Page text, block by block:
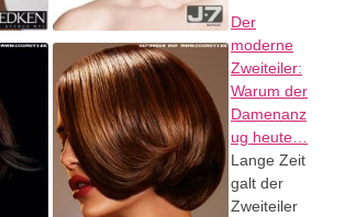
Der
moderne
Zweiteiler:
Warum der
Damenanz
ug heute…
Lange Zeit
galt der
Zweiteiler